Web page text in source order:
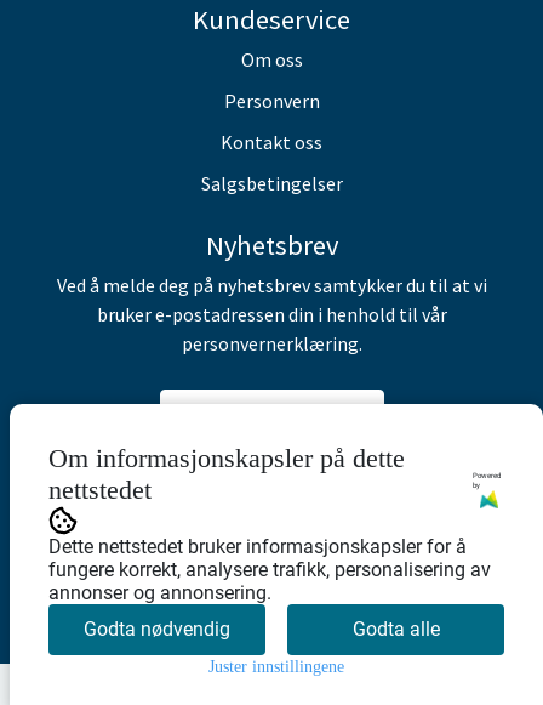
Kundeservice
Om oss
Personvern
Kontakt oss
Salgsbetingelser
Nyhetsbrev
Ved å melde deg på nyhetsbrev samtykker du til at vi
bruker e-postadressen din i henhold til vår
personvernerklæring.
Abonner på nyhetsbrev
Om informasjonskapsler på dette
nettstedet
Powered
by
Dette nettstedet bruker informasjonskapsler for å
fungere korrekt, analysere trafikk, personalisering av
annonser og annonsering.
Godta nødvendig
Godta alle
Juster innstillingene